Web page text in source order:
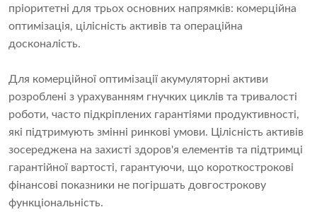
пріоритетні для трьох основних напрямків: комерційна
оптимізація, цілісність активів та операційна
досконалість.
Для комерційної оптимізації акумуляторні активи
розроблені з урахуванням гнучких циклів та тривалості
роботи, часто підкріплених гарантіями продуктивності,
які підтримують змінні ринкові умови. Цілісність активів
зосереджена на захисті здоров'я елементів та підтримці
гарантійної вартості, гарантуючи, що короткострокові
фінансові показники не погіршать довгострокову
функціональність.